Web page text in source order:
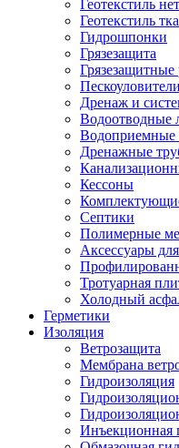
Геотекстиль
Геотекстиль
Гидрошпонки
Грязезащита
Грязезащитные
Пескоуловители
Дренаж и
Водоотводные
Водоприемные
Дренажные
Кессоны
Септики
Полимерные
Аксессуары
Тротуарная
Холодный
Герметики
Изоляция
Ветрозащита
Мембрана
Гидроизоляция
Инъекционная